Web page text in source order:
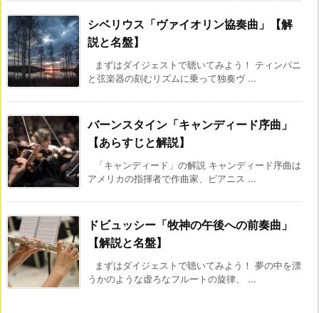
シベリウス「ヴァイオリン協奏曲」【解
説と名盤】
まずはダイジェストで聴いてみよう！ ティンパニ
と弦楽器の刻むリズムに乗って独奏ヴ ...
バーンスタイン「キャンディード序曲」
【あらすじと解説】
「キャンディード」の解説 キャンディード序曲は
アメリカの指揮者で作曲家、ピアニス ...
ドビュッシー「牧神の午後への前奏曲」
【解説と名盤】
まずはダイジェストで聴いてみよう！ 夢の中を漂
うかのような虚ろなフルートの旋律、 ...